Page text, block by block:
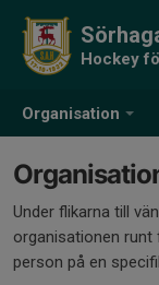
Organisation
Hockey
Under flikarna till
organisationen runt
person på en